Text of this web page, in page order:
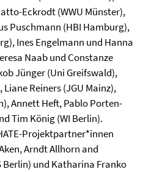
Eckrodt (WWU Münster),
Puschmann (HBI Hamburg),
Ines Engelmann und Hanna
Naab und Constanze
Jünger (Uni Greifswald),
Reiners (JGU Mainz),
Annett Heft, Pablo Porten-
Tim König (WI Berlin).
Projektpartner*innen
Arndt Allhorn and
Berlin) und Katharina Franko